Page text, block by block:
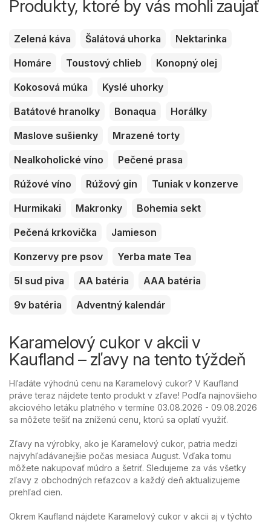
Produkty, ktoré by vás mohli zaujať
Zelená káva Šalátová uhorka
Nektarinka
Homáre
Toustový chlieb
Konopný olej
Kokosová múka
Kyslé uhorky
Batátové hranolky
Bonaqua
Horálky
Maslove sušienky
Mrazené torty
Nealkoholické víno
Pečené prasa
Rúžové víno
Rúžový gin
Tuniak v konzerve
Hurmikaki
Makronky
Bohemia sekt
Pečená krkovička
Jamieson
Konzervy pre psov
Yerba mate Tea
5l sud piva
AA batéria
AAA batéria
9v batéria
Adventný kalendár
Karamelový cukor v akcii v
Kaufland – zľavy na tento týždeň
Hľadáte výhodnú cenu na Karamelový cukor? V Kaufland
práve teraz nájdete tento produkt v zľave! Podľa najnovšieho
akciového letáku platného v termíne 03.08.2026 - 09.08.2026
sa môžete tešiť na zníženú cenu, ktorú sa oplatí využiť.
Zľavy na výrobky, ako je Karamelový cukor, patria medzi
najvyhľadávanejšie počas mesiaca August. Vďaka tomu
môžete nakupovať múdro a šetriť. Sledujeme za vás všetky
zľavy z obchodných reťazcov a každý deň aktualizujeme
prehľad cien.
Okrem Kaufland nájdete Karamelový cukor v akcii aj v týchto